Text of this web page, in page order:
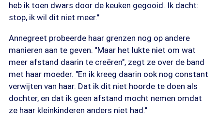
heb ik toen dwars door de keuken gegooid. Ik dacht:
stop, ik wil dit niet meer."
Annegreet probeerde haar grenzen nog op andere
manieren aan te geven. "Maar het lukte niet om wat
meer afstand daarin te creëren", zegt ze over de band
met haar moeder. "En ik kreeg daarin ook nog constant
verwijten van haar. Dat ik dit niet hoorde te doen als
dochter, en dat ik geen afstand mocht nemen omdat
ze haar kleinkinderen anders niet had."